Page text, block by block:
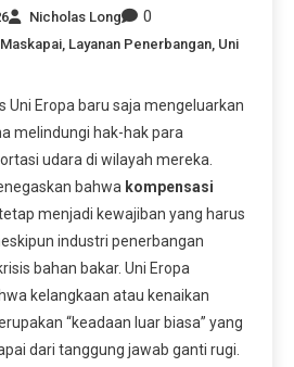
Nicholas Long 0
, Layanan Penerbangan, Uni
Uni Eropa baru saja mengeluarkan
melindungi hak-hak para
udara di wilayah mereka.
bahwa kompensasi
menjadi kewajiban yang harus
industri penerbangan
bahan bakar. Uni Eropa
kelangkaan atau kenaikan
“keadaan luar biasa” yang
dari tanggung jawab ganti rugi.